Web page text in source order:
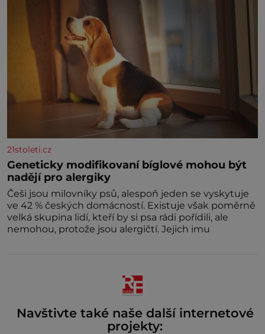
21stoleti.cz
Geneticky modifikovaní bíglové mohou být
nadějí pro alergiky
Češi jsou milovníky psů, alespoň jeden se vyskytuje
ve 42 % českých domácností. Existuje však poměrně
velká skupina lidí, kteří by si psa rádi pořídili, ale
nemohou, protože jsou alergičtí. Jejich imu
Navštivte také naše další internetové
projekty: